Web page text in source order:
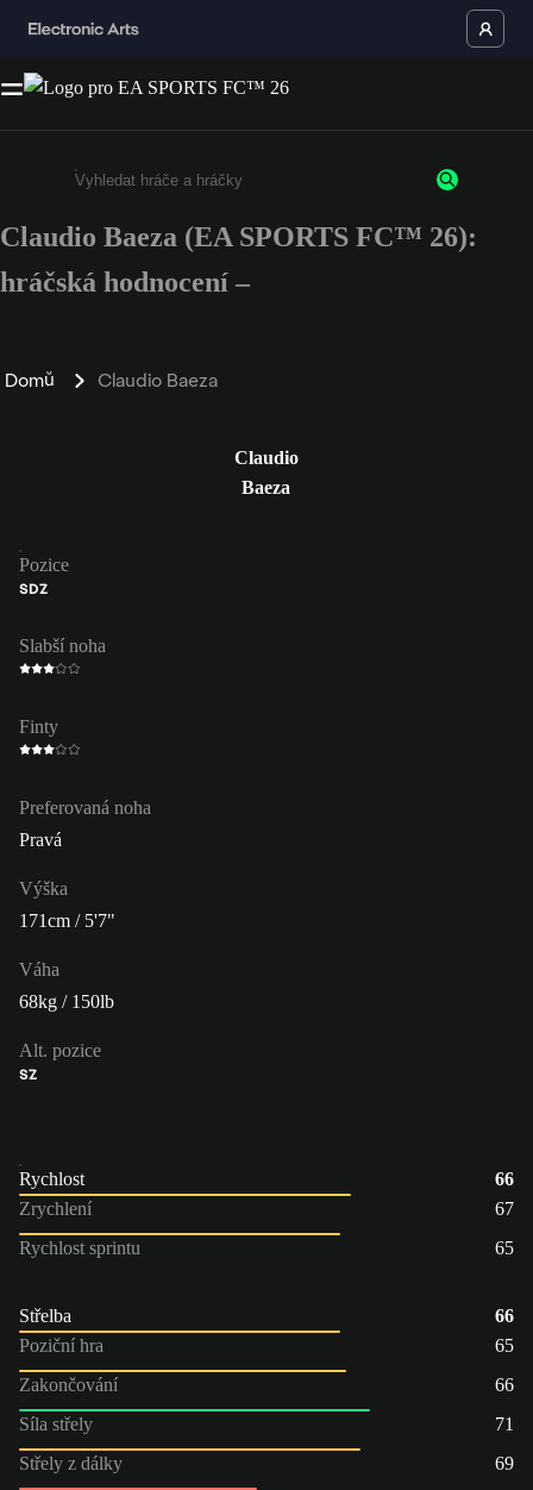
Enter a minimum of 3 characters or numbers
Claudio Baeza (EA SPORTS FC™ 26):
hráčská hodnocení –
Domů Claudio Baeza
Claudio
Baeza
Pozice
SDZ
Slabší noha
Finty
Preferovaná noha
Pravá
Výška
171cm / 5'7"
Váha
68kg / 150lb
Alt. pozice
SZ
Rychlost
66
Zrychlení
67
Rychlost sprintu
65
Střelba
66
Poziční hra
65
Zakončování
66
Síla střely
71
Střely z dálky
69